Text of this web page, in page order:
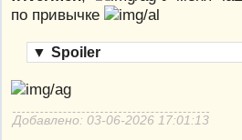
по привычке
▼ Spoiler
Добавлено: 03-06-2026 17:01:13